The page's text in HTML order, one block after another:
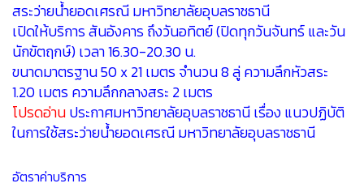
สระว่ายน้ำยอดเศรณี มหาวิทยาลัยอุบลราชธานี
เปิดให้บริการ สันอังคาร ถึงวันอทิตย์ (ปิดทุกวันจันทร์ และวัน
นักขัตฤกษ์) เวลา 16.30-20.30 น.
ขนาดมาตรฐาน 50 x 21 เมตร จำนวน 8 ลู่ ความลึกหัวสระ
1.20 เมตร ความลึกกลางสระ 2 เมตร
โปรดอ่านประกาศมหาวิทยาลัยอุบลราชธานี เรื่อง แนวปฏิบัติ
ในการใช้สระว่ายน้ำยอดเศรณี มหาวิทยาลัยอุบลราชธานี
อัตราค่าบริการ